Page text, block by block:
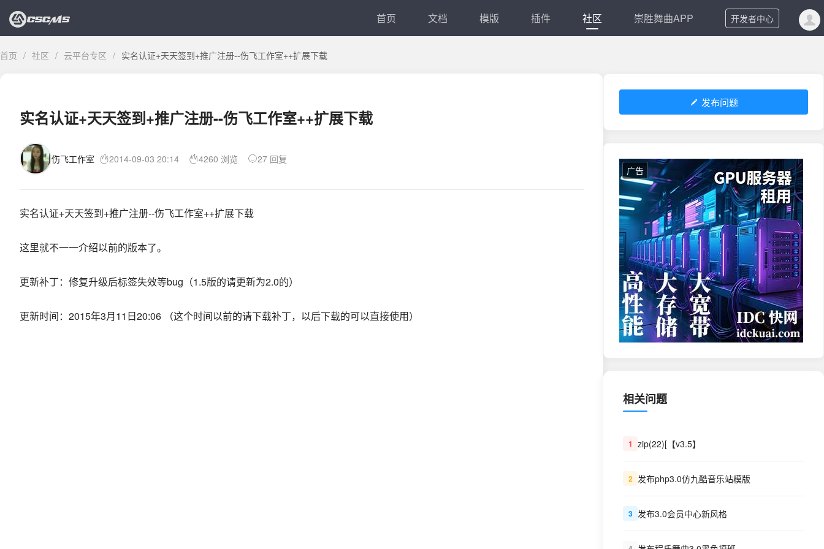
首页 文档 模版 插件 社区 崇胜舞曲APP 开发者中心
首页 / 社区 / 云平台专区 / 实名认证+天天签到+推广注册--伤飞工作室++扩展下载
实名认证+天天签到+推广注册--伤飞工作室++扩展下载
伤飞工作室 2014-09-03 20:14 4260 浏览 27 回复
实名认证+天天签到+推广注册--伤飞工作室++扩展下载
这里就不一一介绍以前的版本了。
更新补丁：修复升级后标签失效等bug（1.5版的请更新为2.0的）
更新时间：2015年3月11日20:06 （这个时间以前的请下载补丁，以后下载的可以直接使用）
发布问题
广告
相关问题
1 zip(22)[【v3.5】
2 发布php3.0仿九酷音乐站模版
3 发布3.0会员中心新风格